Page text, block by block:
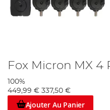
Fox Micron MX 4
100%
449,99 € 337,50 €
Ajouter Au Panier